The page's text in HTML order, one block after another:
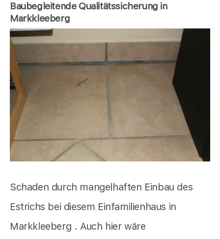
Baubegleitende Qualitätssicherung in
Markkleeberg
Schaden durch mangelhaften Einbau des
Estrichs bei diesem Einfamilienhaus in
Markkleeberg . Auch hier wäre